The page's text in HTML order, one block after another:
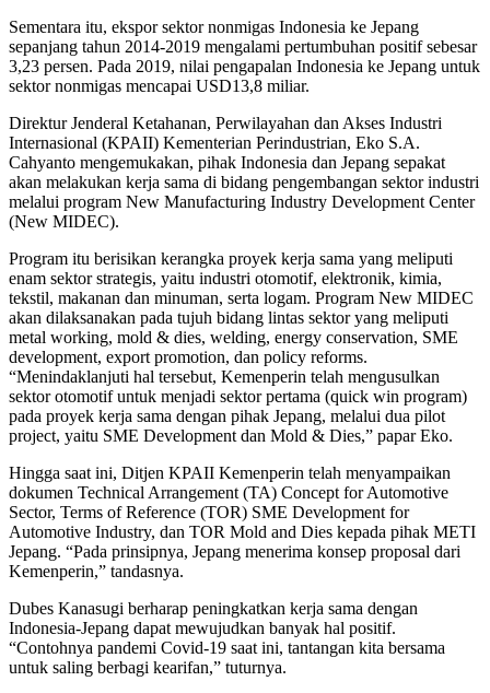
Sementara itu, ekspor sektor nonmigas Indonesia ke Jepang
sepanjang tahun 2014-2019 mengalami pertumbuhan positif sebesar
3,23 persen. Pada 2019, nilai pengapalan Indonesia ke Jepang untuk
sektor nonmigas mencapai USD13,8 miliar.
Direktur Jenderal Ketahanan, Perwilayahan dan Akses Industri
Internasional (KPAII) Kementerian Perindustrian, Eko S.A.
Cahyanto mengemukakan, pihak Indonesia dan Jepang sepakat
akan melakukan kerja sama di bidang pengembangan sektor industri
melalui program New Manufacturing Industry Development Center
(New MIDEC).
Program itu berisikan kerangka proyek kerja sama yang meliputi
enam sektor strategis, yaitu industri otomotif, elektronik, kimia,
tekstil, makanan dan minuman, serta logam. Program New MIDEC
akan dilaksanakan pada tujuh bidang lintas sektor yang meliputi
metal working, mold & dies, welding, energy conservation, SME
development, export promotion, dan policy reforms.
“Menindaklanjuti hal tersebut, Kemenperin telah mengusulkan
sektor otomotif untuk menjadi sektor pertama (quick win program)
pada proyek kerja sama dengan pihak Jepang, melalui dua pilot
project, yaitu SME Development dan Mold & Dies,” papar Eko.
Hingga saat ini, Ditjen KPAII Kemenperin telah menyampaikan
dokumen Technical Arrangement (TA) Concept for Automotive
Sector, Terms of Reference (TOR) SME Development for
Automotive Industry, dan TOR Mold and Dies kepada pihak METI
Jepang. “Pada prinsipnya, Jepang menerima konsep proposal dari
Kemenperin,” tandasnya.
Dubes Kanasugi berharap peningkatkan kerja sama dengan
Indonesia-Jepang dapat mewujudkan banyak hal positif.
“Contohnya pandemi Covid-19 saat ini, tantangan kita bersama
untuk saling berbagi kearifan,” tuturnya.